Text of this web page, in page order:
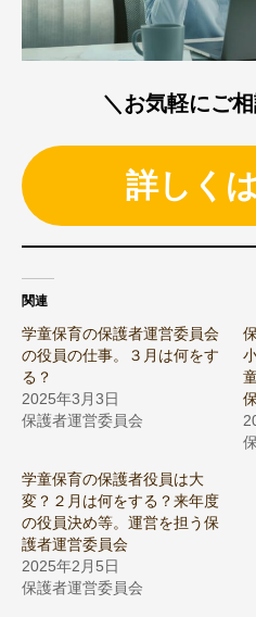
＼お気軽にご
詳しく
関連
学童保育の保護者運営委員会
の役員の仕事。３月は何をす
る？
2025年3月3日
保護者運営委員会
学童保育の保護者役員は大
変？２月は何をする？来年度
の役員決め等。運営を担う保
護者運営委員会
2025年2月5日
保護者運営委員会